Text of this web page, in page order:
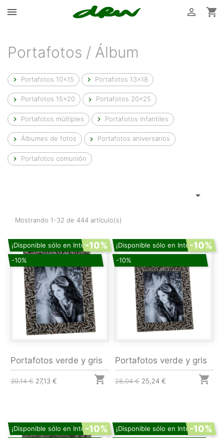
 

Portafotos / Álbum
 Portafotos 10x15  Portafotos 13x18
 Portafotos 15x20  Portafotos 20x25
 Portafotos múltiples  Portafotos infantiles
 Álbumes de fotos  Portafotos aniversarios
 Portafotos comunión

Mostrando 1-32 de 444 artículo(s)
¡Disponible sólo en Internet!
-10%
-10%
Portafotos verde y gris
30,14 € 27,13 € 
¡Disponible sólo en Internet!
-10%
-10%
Portafotos verde y gris
28,04 € 25,24 € 
¡Disponible sólo en Internet!
-10%
¡Disponible sólo en Internet!
-10%